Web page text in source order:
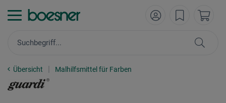
Übersicht Malhilfsmittel für Farben